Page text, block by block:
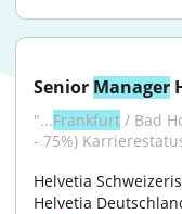
Senior Manager
"...Frankfurt / Bad
- 75%)
Helvetia
Helvetia